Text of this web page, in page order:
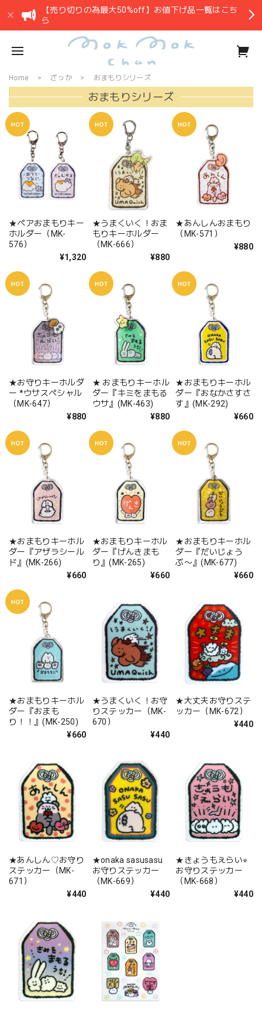
【売り切りの為最大50%off】お値下げ品一覧はこち
ら
Home ざっか おまもりシリーズ
おまもりシリーズ
★ペアおまもりキー
ホルダー（MK-
576）
¥1,320
★うまくいく！おま
もりキーホルダー
（MK-666）
¥880
★あんしんおまもり
（MK-571）
¥880
★お守りキーホルダ
ー *ウサスペシャル
（MK-647）
¥880
★ おまもりキーホル
ダー『キミをまもる
ウサ』(MK-463)
¥880
★おまもりキーホル
ダー『おなかさすさ
す』(MK-292)
¥660
★おまもりキーホル
ダー『アザラシール
ド』(MK-266)
¥660
★おまもりキーホル
ダー『げんきまも
り』(MK-265)
¥660
★おまもりキーホル
ダー『だいじょう
ぶ〜』(MK-677)
¥660
★おまもりキーホル
ダー『おまも
り！！』(MK-250)
¥660
★うまくいく！お守
りステッカー（MK-
670）
¥440
★大丈夫お守りステ
ッカー（MK-672）
¥440
★あんしん♡お守り
ステッカー（MK-
671）
¥440
★onaka sasusasu
お守りステッカー
（MK-669）
¥440
★きょうもえらい⭐︎
お守りステッカー
（MK-668）
¥440